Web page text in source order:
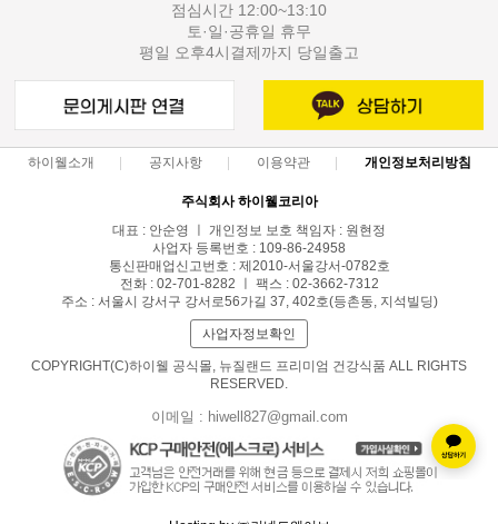
점심시간 12:00~13:10
토·일·공휴일 휴무
평일 오후4시결제까지 당일출고
하이웰소개 공지사항 이용약관 개인정보처리방침
주식회사 하이웰코리아
대표 : 안순영 ㅣ 개인정보 보호 책임자 : 원현정
사업자 등록번호 : 109-86-24958
통신판매업신고번호 : 제2010-서울강서-0782호
전화 : 02-701-8282 ㅣ 팩스 : 02-3662-7312
주소 : 서울시 강서구 강서로56가길 37, 402호(등촌동, 지석빌딩)
사업자정보확인
COPYRIGHT(C)하이웰 공식몰, 뉴질랜드 프리미엄 건강식품 ALL RIGHTS
RESERVED.
이메일 : hiwell827@gmail.com